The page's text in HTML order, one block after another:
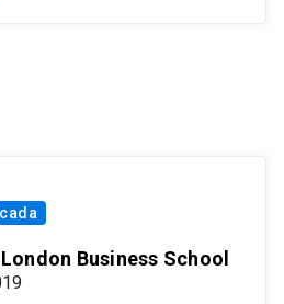
Business School